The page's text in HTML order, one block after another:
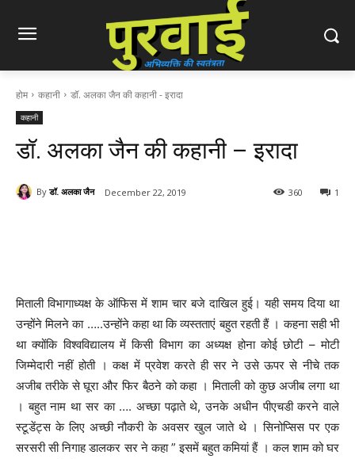
होम कहानी डॉ. अलका जैन की कहानी - इरादा
कहानी
डॉ. अलका जैन की कहानी – इरादा
By डॉ. अलका जैन December 22, 2019 1
360
मिताली विभागाध्यक्ष के ऑफिस में शाम चार बजे दाखिल हुई। यही समय दिया था
उन्होंने मिलने का …..उन्होंने कहा था कि व्यस्तताएं बहुत रहती हैं । कहना सही भी
था क्योंकि विश्वविद्यालय में किसी विभाग का अध्यक्ष होना कोई छोटी – मोटी
जिम्मेदारी नहीं होती । कक्ष में प्रवेश करते ही सर ने उसे ऊपर से नीचे तक
अजीब तरीके से घूरा और फिर बैठने को कहा । मिताली को कुछ अजीब लगा था
। बहुत नाम था सर का …. अच्छा पढ़ाते थे, उनके अधीन पीएचडी करने वाले
स्टूडेंट्स के लिए अच्छी नौकरी के अवसर खुल जाते थे । सिनोप्सिस पर एक
सरसरी सी निगाह डालकर सर ने कहा ” इसमें बहुत कमियां हैं । कल शाम को घर